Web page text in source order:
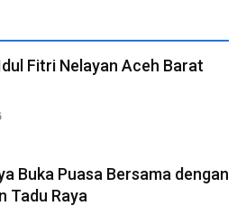
Fitri Nelayan Aceh Barat
Buka Puasa Bersama dengan
Tadu Raya